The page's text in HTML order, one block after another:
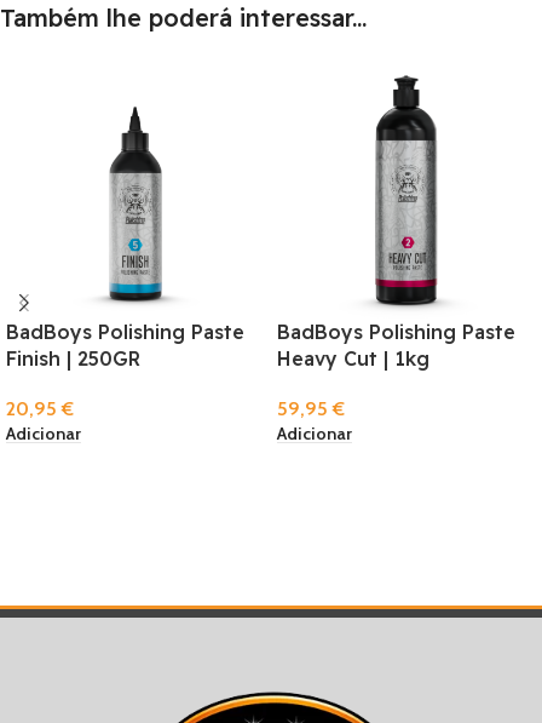
Também lhe poderá interessar...
BadBoys Polishing Paste
Finish | 250GR
20,95€
Adicionar
BadBoys Polishing Paste
Heavy Cut | 1kg
59,95€
Adicionar